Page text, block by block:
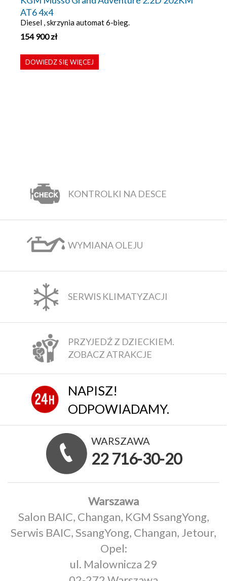
AT6 4x4
Diesel , skrzynia automat 6-bieg.
154 900zł
DOWIEDZ SIĘ WIĘCEJ
KONTROLKI NA DESCE
WYMIANA OLEJU
SERWIS KLIMATYZACJI
PRZYJEDŹ Z DZIECKIEM.
ZOBACZ ATRAKCJE
NAPISZ!
ODPOWIADAMY.
WARSZAWA
22 716-30-20
Warszawa
Salon BAIC, Changan, KGM SsangYong,
Serwis BAIC, SsangYong, Changan, Jetour,
Opel:
ul. Malownicza 29